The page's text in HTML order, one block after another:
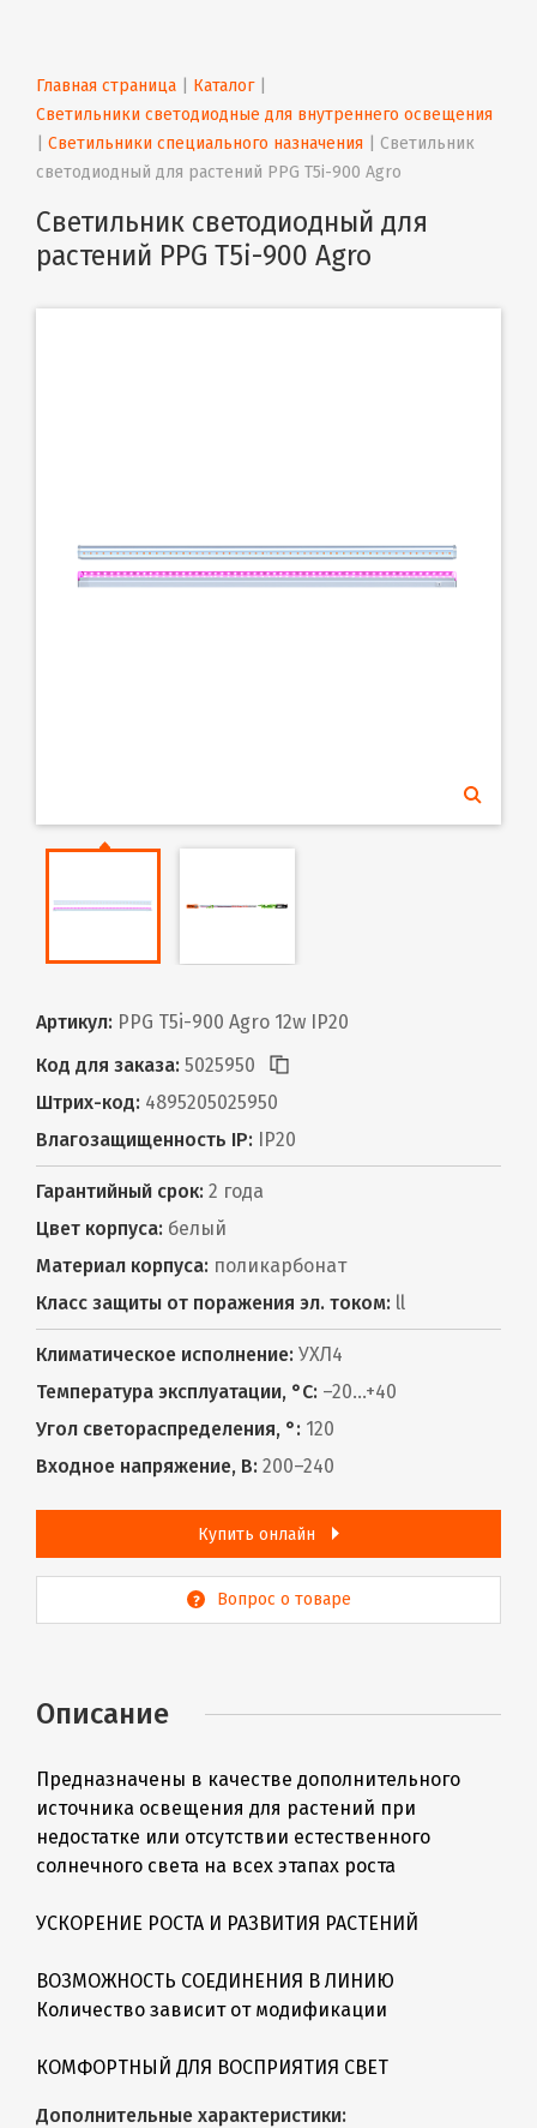
Главная страница Каталог |
Светильники светодиодные для внутреннего освещения
Светильники специального назначения
Светильник
светодиодный для растений PPG T5i-900 Agro
Светильник светодиодный для
растений PPG T5i-900 Agro
Артикул: PPG T5i-900 Agro 12w IP20
Код для заказа: 5025950
Штрих-код: 4895205025950
Влагозащищенность IP: IP20
Гарантийный срок: 2 года
Цвет корпуса: белый
Материал корпуса: поликарбонат
Класс защиты от поражения эл. током: ll
Климатическое исполнение: УХЛ4
Температура эксплуатации, °С: –20...+40
Угол светораспределения, °: 120
Входное напряжение, В: 200–240
Купить онлайн
Вопрос о товаре
Описание
Предназначены в качестве дополнительного
источника освещения для растений при
недостатке или отсутствии естественного
солнечного света на всех этапах роста
УСКОРЕНИЕ РОСТА И РАЗВИТИЯ РАСТЕНИЙ
ВОЗМОЖНОСТЬ СОЕДИНЕНИЯ В ЛИНИЮ
Количество зависит от модификации
КОМФОРТНЫЙ ДЛЯ ВОСПРИЯТИЯ СВЕТ
Дополнительные характеристики: